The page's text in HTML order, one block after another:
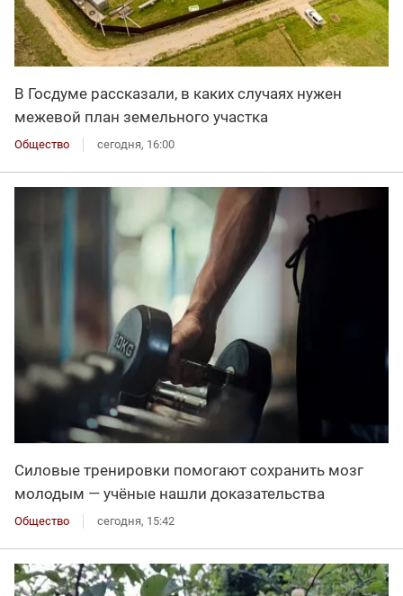
В Госдуме рассказали, в каких случаях нужен
межевой план земельного участка
Общество сегодня, 16:00
Силовые тренировки помогают сохранить мозг
молодым — учёные нашли доказательства
Общество сегодня, 15:42